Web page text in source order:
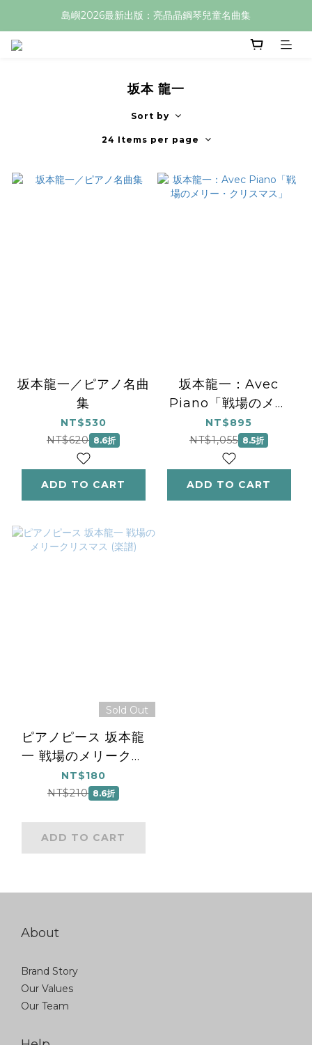
島嶼2026最新出版：亮晶晶鋼琴兒童名曲集
坂本 龍一
Sort by
24 Items per page
坂本龍一／ピアノ名曲
集
NT$530
NT$620 8.6折
ADD TO CART
坂本龍一：Avec
Piano「戦場のメリ
ー・クリスマス」
NT$895
NT$1,055 8.5折
ADD TO CART
Sold Out
ピアノピース 坂本龍
一 戦場のメリークリ
スマス (楽譜)
NT$180
NT$210 8.6折
ADD TO CART
About
Brand Story
Our Values
Our Team